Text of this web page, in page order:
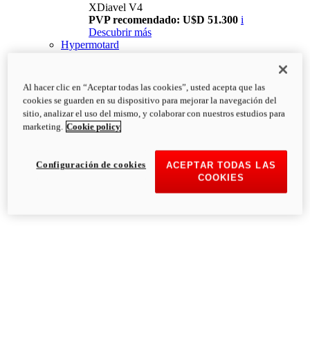
XDiavel V4
PVP recomendado: U$D 51.300 i
Descubrir más
Hypermotard
Al hacer clic en “Aceptar todas las cookies”, usted acepta que las
cookies se guarden en su dispositivo para mejorar la navegación del
sitio, analizar el uso del mismo, y colaborar con nuestros estudios para
marketing. Cookie policy
ACEPTAR TODAS LAS
COOKIES
Configuración de cookies